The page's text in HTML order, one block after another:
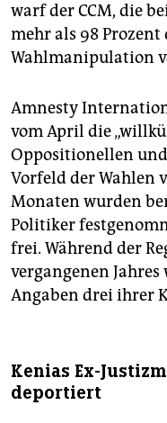
warf der CCM, die
mehr als 98
Wahlmanipulation
Amnesty
vom April die
Oppositionellen
Vorfeld der Wahlen
Monaten wurden
Politiker
frei. Während der
vergangenen
Angaben drei ihrer
Kenias Ex-
deportiert